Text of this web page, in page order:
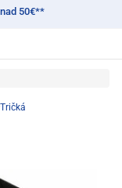
50€**
Tričká